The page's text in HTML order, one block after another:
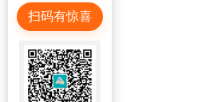
扫码有惊喜